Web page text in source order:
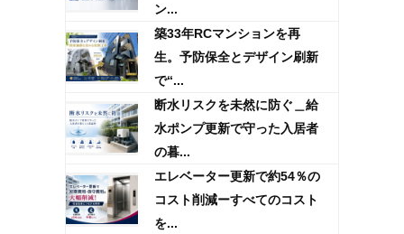
ン...
築33年RCマンションを再
生。予防保全とデザイン刷新
で“...
断水リスクを未然に防ぐ＿給
水ポンプ更新で守った入居者
の暮...
エレベーター更新で約54％の
コスト削減ーすべてのコスト
を...